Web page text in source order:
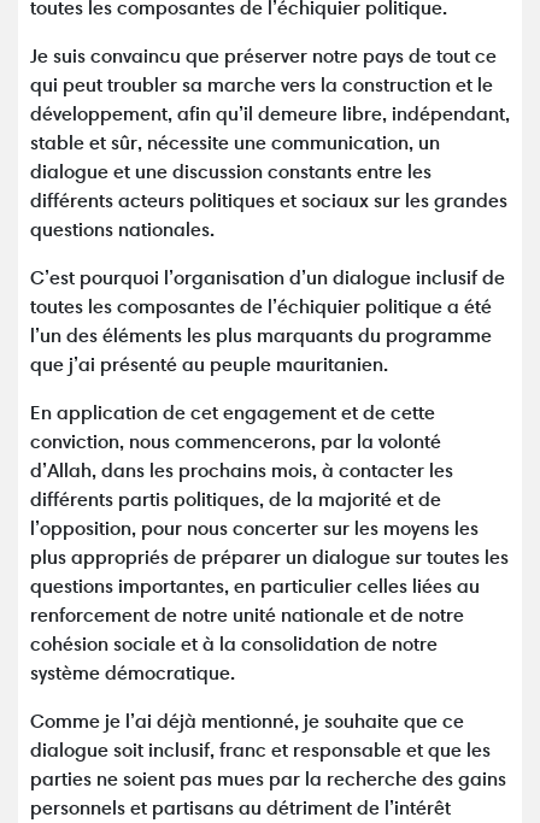
toutes les composantes de l’échiquier politique.
Je suis convaincu que préserver notre pays de tout ce
qui peut troubler sa marche vers la construction et le
développement, afin qu’il demeure libre, indépendant,
stable et sûr, nécessite une communication, un
dialogue et une discussion constants entre les
différents acteurs politiques et sociaux sur les grandes
questions nationales.
C’est pourquoi l’organisation d’un dialogue inclusif de
toutes les composantes de l’échiquier politique a été
l’un des éléments les plus marquants du programme
que j’ai présenté au peuple mauritanien.
En application de cet engagement et de cette
conviction, nous commencerons, par la volonté
d’Allah, dans les prochains mois, à contacter les
différents partis politiques, de la majorité et de
l’opposition, pour nous concerter sur les moyens les
plus appropriés de préparer un dialogue sur toutes les
questions importantes, en particulier celles liées au
renforcement de notre unité nationale et de notre
cohésion sociale et à la consolidation de notre
système démocratique.
Comme je l’ai déjà mentionné, je souhaite que ce
dialogue soit inclusif, franc et responsable et que les
parties ne soient pas mues par la recherche des gains
personnels et partisans au détriment de l’intérêt